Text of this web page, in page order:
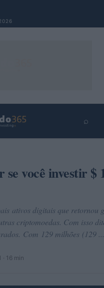
⌕
se você investir $
ativos digitais que retornou
criptomoedas. Com isso
Com 129 milhões (129
· 16 min